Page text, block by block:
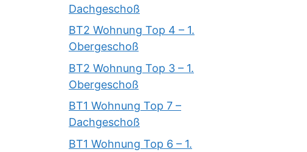
Dachgeschoß
BT2 Wohnung Top 4 – 1.
Obergeschoß
BT2 Wohnung Top 3 – 1.
Obergeschoß
BT1 Wohnung Top 7 –
Dachgeschoß
BT1 Wohnung Top 6 – 1.